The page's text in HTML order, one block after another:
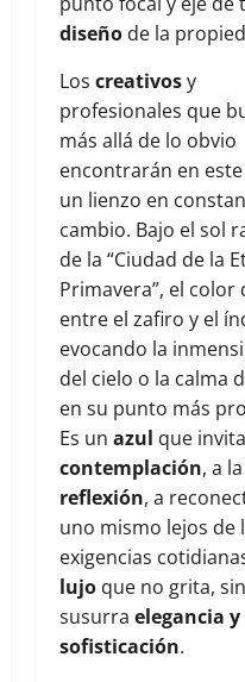
diseño de la
Los creativosy
profesionales que
más allá de lo obvio
encontrarán en este
un lienzo en
cambio. Bajo el sol
de la “Ciudad de la
Primavera”, el color
entre el zafiro y el
evocando la
del cielo o la calma
en su punto más
Es un azul que
contemplación, a la
reflexión, a
uno mismo lejos de
exigencias
lujo que no grita,
susurra elegancia y
sofisticación.